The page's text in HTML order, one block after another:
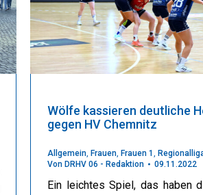
Wölfe kassieren deutliche
gegen HV Chemnitz
Allgemein, Frauen, Frauen 1 ,
Von DRHV 06 - Redaktion 09.11.2022
Ein leichtes Spiel, das haben